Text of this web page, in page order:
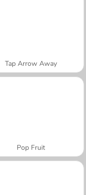
Tap Arrow Away
Pop Fruit